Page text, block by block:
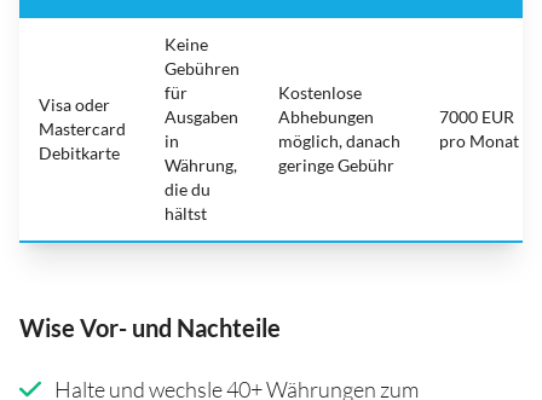
Visa oder
Mastercard
Debitkarte
Keine
Gebühren
für
Ausgaben
in
Währung,
die du
hältst
Kostenlose
Abhebungen
möglich, danach
geringe Gebühr
7000 EUR
pro Monat
Wise Vor- und Nachteile
Halte und wechsle 40+ Währungen zum